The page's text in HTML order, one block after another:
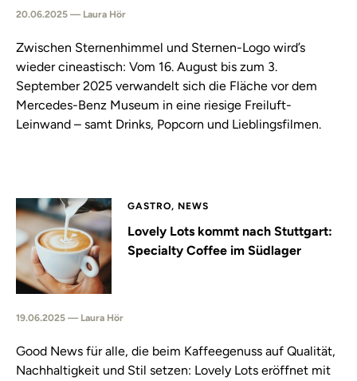
20.06.2025 — Laura Hör
Zwischen Sternenhimmel und Sternen-Logo wird’s
wieder cineastisch: Vom 16. August bis zum 3.
September 2025 verwandelt sich die Fläche vor dem
Mercedes-Benz Museum in eine riesige Freiluft-
Leinwand – samt Drinks, Popcorn und Lieblingsfilmen.
GASTRO, NEWS
Lovely Lots kommt nach Stuttgart:
Specialty Coffee im Südlager
19.06.2025 — Laura Hör
Good News für alle, die beim Kaffeegenuss auf Qualität,
Nachhaltigkeit und Stil setzen: Lovely Lots eröffnet mit